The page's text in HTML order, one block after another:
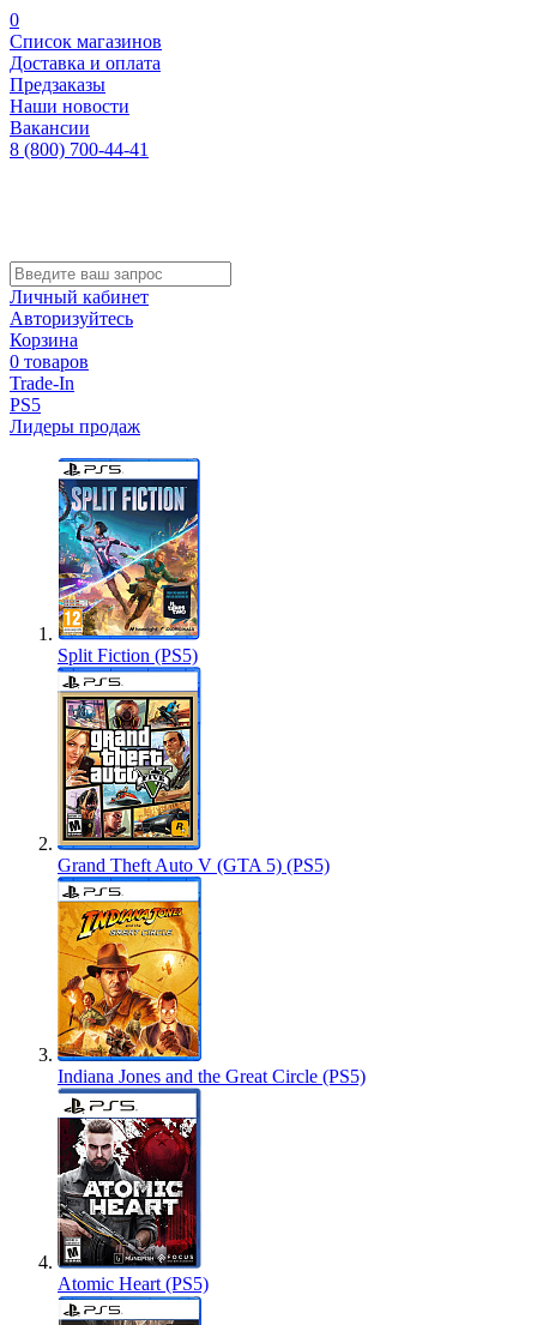
0
Список магазинов
Доставка и оплата
Предзаказы
Наши новости
Вакансии
8 (800) 700-44-41
Личный кабинет
Авторизуйтесь
Корзина
0 товаров
Trade-In
PS5
Лидеры продаж
Split Fiction (PS5)
Grand Theft Auto V (GTA 5) (PS5)
Indiana Jones and the Great Circle (PS5)
Atomic Heart (PS5)